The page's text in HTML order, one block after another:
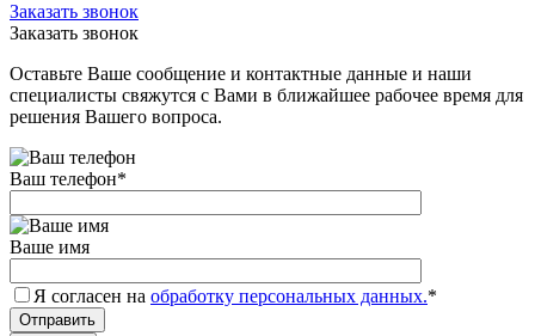
Заказать звонок
Заказать звонок
Оставьте Ваше сообщение и контактные данные и наши
специалисты свяжутся с Вами в ближайшее рабочее время для
решения Вашего вопроса.
Ваш телефон*
Ваше имя
Я согласен на обработку персональных данных.*